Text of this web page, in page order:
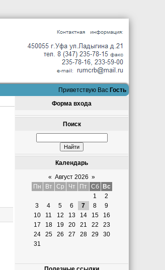
Приветствую Вас Гость
Форма входа
Поиск
Календарь
« Август 2026 »
Пн
Вт Ср Чт Пт Сб
Вс
1
2
3
4 5 6 7 8
9
10
11 12 13 14 15
16
17
18 19 20 21 22
23
24
25 26 27 28 29
30
31